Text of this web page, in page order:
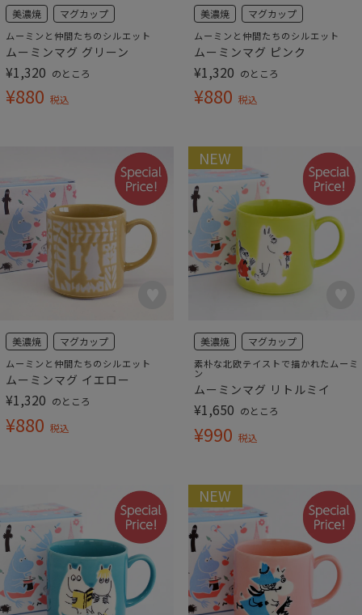
美濃焼 マグカップ
ムーミンと仲間たちのシルエット
ムーミンマグ グリーン
¥1,320 のところ
¥880 税込
美濃焼 マグカップ
ムーミンと仲間たちのシルエット
ムーミンマグ ピンク
¥1,320 のところ
¥880 税込
美濃焼 マグカップ
ムーミンと仲間たちのシルエット
ムーミンマグ イエロー
¥1,320 のところ
¥880 税込
NEW
美濃焼 マグカップ
素朴な北欧テイストで描かれたムーミ
ン
ムーミンマグ リトルミイ
¥1,650 のところ
¥990 税込
NEW